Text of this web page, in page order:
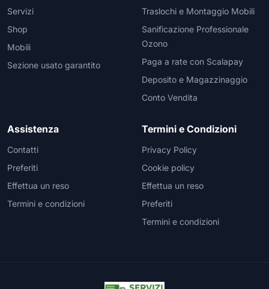
Servizi
Shop
Mobili
Sezione usato garantito
Traslochi e Montaggio Mobili
Sanificazione Professionale
Ozono
Paga a rate con Scalapay
Deposito e Magazzinaggio
Conto Vendita
Assistenza
Contatti
Preferiti
Effettua un reso
Termini e condizioni
Termini e Condizioni
Privacy Policy
Cookie policy
Effettua un reso
Preferiti
Termini e condizioni